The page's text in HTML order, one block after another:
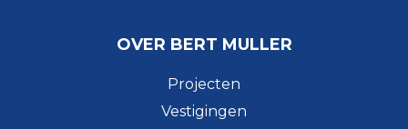
OVER BERT MULLER
Projecten
Vestigingen